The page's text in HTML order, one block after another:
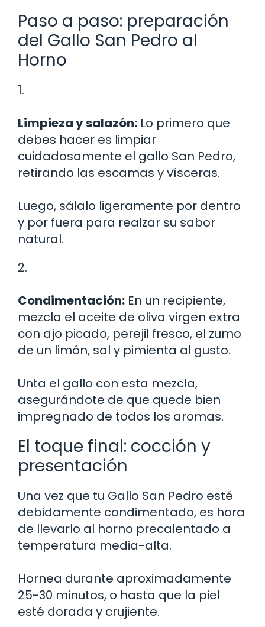
Paso a paso: preparación
del Gallo San Pedro al
Horno
1.
Limpieza y salazón: Lo primero que
debes hacer es limpiar
cuidadosamente el gallo San Pedro,
retirando las escamas y vísceras.
Luego, sálalo ligeramente por dentro
y por fuera para realzar su sabor
natural.
2.
Condimentación: En un recipiente,
mezcla el aceite de oliva virgen extra
con ajo picado, perejil fresco, el zumo
de un limón, sal y pimienta al gusto.
Unta el gallo con esta mezcla,
asegurándote de que quede bien
impregnado de todos los aromas.
El toque final: cocción y
presentación
Una vez que tu Gallo San Pedro esté
debidamente condimentado, es hora
de llevarlo al horno precalentado a
temperatura media-alta.
Hornea durante aproximadamente
25-30 minutos, o hasta que la piel
esté dorada y crujiente.